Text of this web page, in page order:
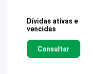
Dívidas ativas e
vencidas
Consultar